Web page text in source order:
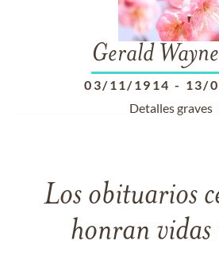
Gerald Wayne
03/11/1914 - 13/
Detalles graves
Los obituarios
honran vidas